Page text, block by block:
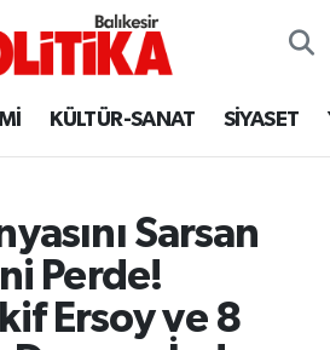
KÜLTÜR-SANAT SİYASET
Sarsan
Perde!
Ersoy ve 8
Vakitleri
Haritası
ve Fikstür